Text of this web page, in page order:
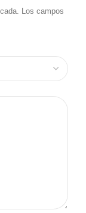
Los campos